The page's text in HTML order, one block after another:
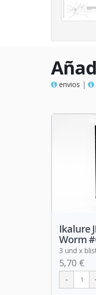
envios |
Ikalure
Worm
3 und x
5,70 €